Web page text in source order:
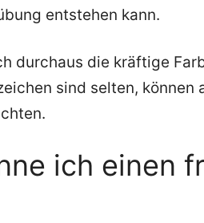
entstehen kann.
durchaus die kräftige
sind selten,
ich einen